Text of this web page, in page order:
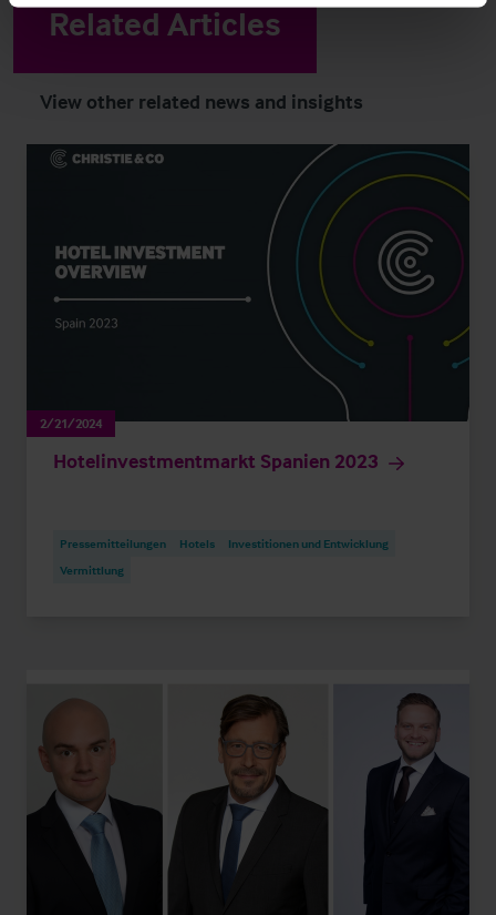
Related Articles
View other related news and insights
2/21/2024
Hotelinvestmentmarkt Spanien 2023
Pressemitteilungen Hotels
Investitionen und Entwicklung
Vermittlung